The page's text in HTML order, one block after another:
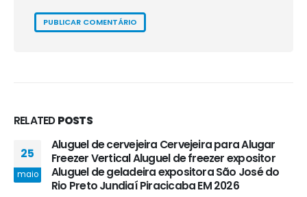
RELATEDPOSTS
25
maio
Aluguel de cervejeira Cervejeira para Alugar
Freezer Vertical Aluguel de freezer expositor
Aluguel de geladeira expositora São José do
Rio Preto Jundiaí Piracicaba EM 2026